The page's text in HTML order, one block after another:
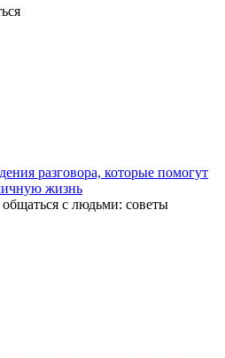
разговора, которые помогут
жизнь
с людьми: советы